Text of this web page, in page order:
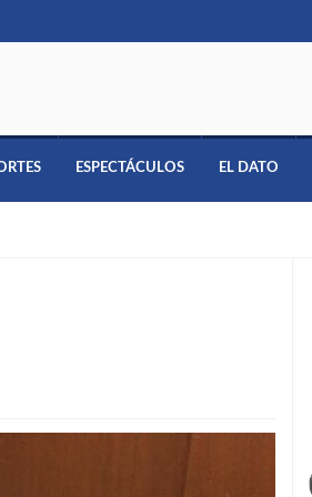
ESPECTÁCULOS EL DATO